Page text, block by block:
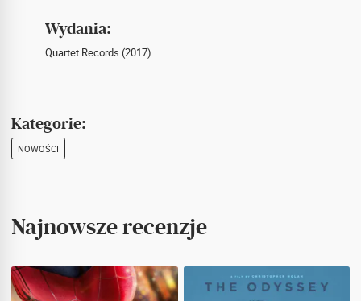
Wydania:
Quartet Records (2017)
Kategorie:
NOWOŚCI
Najnowsze recenzje